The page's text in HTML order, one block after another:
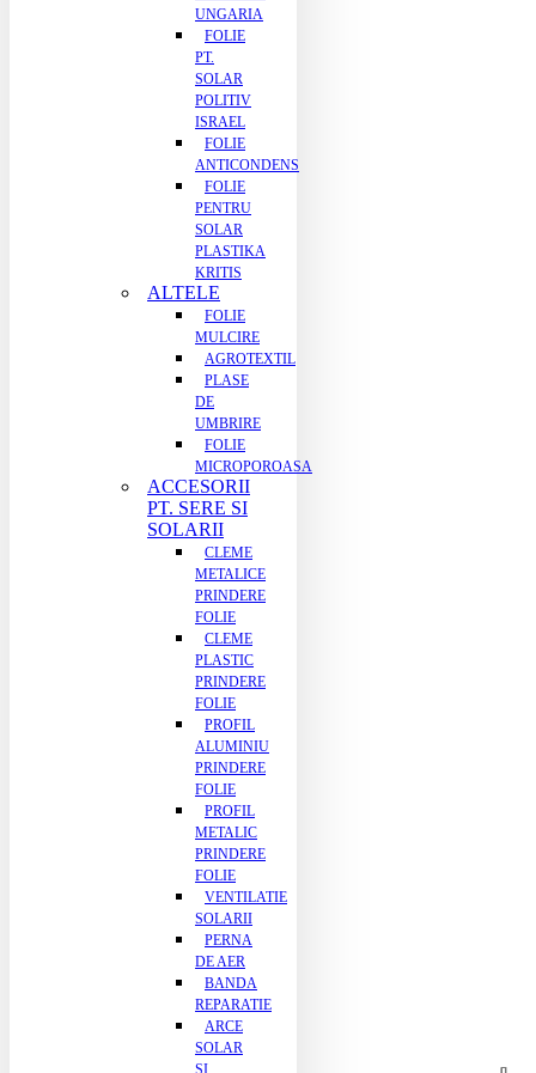
UNGARIA
FOLIE
PT.
SOLAR
POLITIV
ISRAEL
FOLIE
ANTICONDENS
FOLIE
PENTRU
SOLAR
PLASTIKA
KRITIS
ALTELE
FOLIE
MULCIRE
AGROTEXTIL
PLASE
DE
UMBRIRE
FOLIE
MICROPOROASA
ACCESORII
PT. SERE SI
SOLARII
CLEME
METALICE
PRINDERE
FOLIE
CLEME
PLASTIC
PRINDERE
FOLIE
PROFIL
ALUMINIU
PRINDERE
FOLIE
PROFIL
METALIC
PRINDERE
FOLIE
VENTILATIE
SOLARII
PERNA
DE AER
BANDA
REPARATIE
ARCE
SOLAR
SI